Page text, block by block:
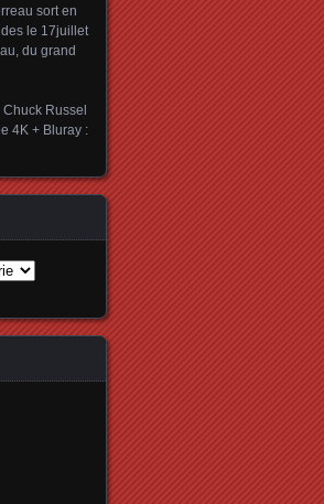
sort en
le 17juillet
du grand
Russel
4K + Bluray :